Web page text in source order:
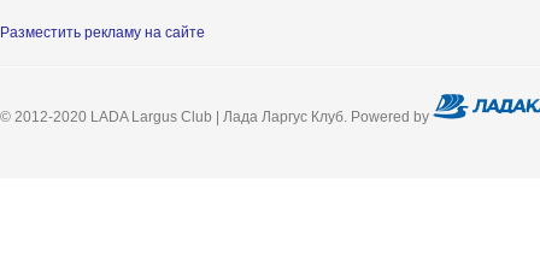
Разместить рекламу на сайте
© 2012-2020 LADA Largus Club | Лада Ларгус Клуб. Powered by